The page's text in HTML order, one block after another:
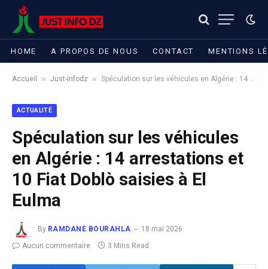
HOME A PROPOS DE NOUS CONTACT MENTIONS
Accueil » Just-infodz » Spéculation sur les véhicules en Algérie : 14 arrestations et 10 Fiat Doblò saisies à El Eulma
ACTUALITÉ
Spéculation sur les véhicules
en Algérie : 14 arrestations et
10 Fiat Doblò saisies à El
Eulma
By RAMDANE BOURAHLA
18 mai 2026
Aucun commentaire
3 Mins Read